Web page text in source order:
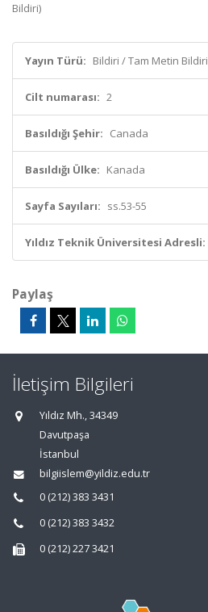
Bildiri)
Yayın Türü: Bildiri / Tam Metin Bildiri
Cilt numarası: 2
Basıldığı Şehir: Canada
Basıldığı Ülke: Kanada
Sayfa Sayıları: ss.53-55
Yıldız Teknik Üniversitesi Adresli:
Paylaş
İletişim Bilgileri
Yıldız Mh., 34349
Davutpaşa
İstanbul
bilgiislem@yildiz.edu.tr
0 (212) 383 3431
0 (212) 383 3432
0 (212) 227 3421